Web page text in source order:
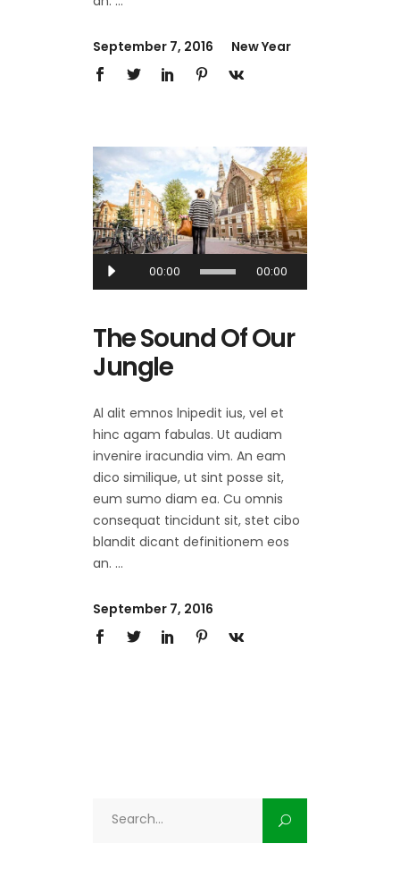
September 7, 2016 New Year
Audio
00:00 00:00
The Sound Of Our
Jungle
Al alit emnos lnipedit ius, vel et
hinc agam fabulas. Ut audiam
invenire iracundia vim. An eam
dico similique, ut sint posse sit,
eum sumo diam ea. Cu omnis
consequat tincidunt sit, stet cibo
blandit dicant definitionem eos
an.
September 7, 2016